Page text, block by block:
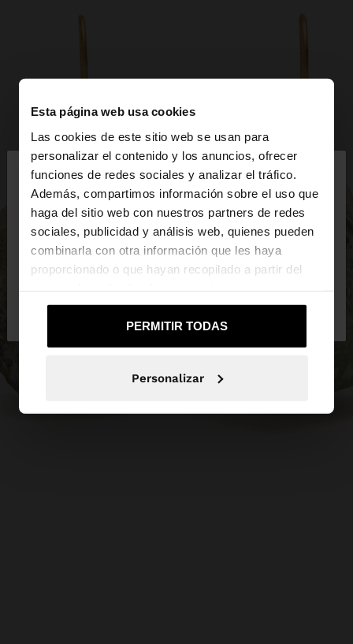
Esta página web usa cookies
Las cookies de este sitio web se usan para
personalizar el contenido y los anuncios, ofrecer
funciones de redes sociales y analizar el tráfico.
Además, compartimos información sobre el uso que
haga del sitio web con nuestros partners de redes
sociales, publicidad y análisis web, quienes pueden
combinarla con otra información que les haya
proporcionado o que hayan recopilado a partir del
PERMITIR TODAS
Personalizar
hola
Estás accediendo a la web de España. ¿Quieres ir a
la web de United States?